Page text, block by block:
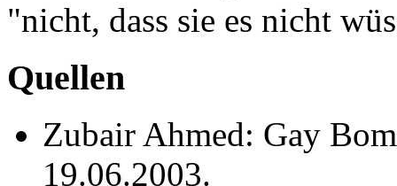
"nicht, dass sie es nicht
Quellen
Zubair Ahmed: Gay
19.06.2003.